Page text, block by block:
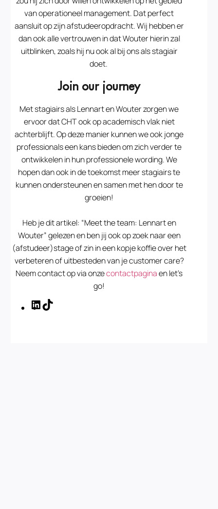
van operationeel management. Dat perfect
aansluit op zijn afstudeeropdracht. Wij hebben er
dan ook alle vertrouwen in dat Wouter hierin zal
uitblinken, zoals hij nu ook al bij ons als stagiair
doet.
Join our journey
Met stagiairs als Lennart en Wouter zorgen we
ervoor dat CHT ook op academisch vlak niet
achterblijft. Op deze manier kunnen we ook jonge
professionals een kans bieden om zich verder te
ontwikkelen in hun professionele wording. We
hopen dan ook in de toekomst meer stagiairs te
kunnen ondersteunen en samen met hen door te
groeien!
Heb je dit artikel: “Meet the team: Lennart en
Wouter” gelezen en ben jij ook op zoek naar een
(afstudeer)stage of zin in een kopje koffie over het
verbeteren of uitbesteden van je customer care?
Neem contact op via onzecontactpaginaen let’s
go!